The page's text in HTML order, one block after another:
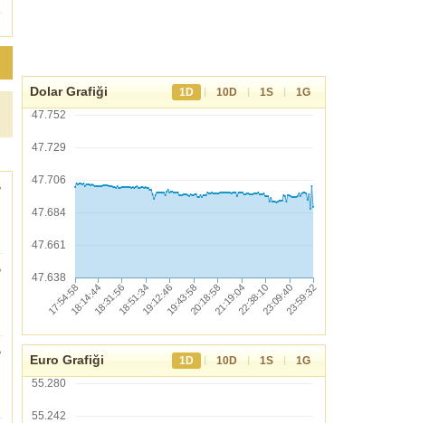
Dolar Grafiği 1D | 10D | 1S |
1G
47.752
47.729
47.706
47.684
47.661
47.638
Euro Grafiği 1D | 10D | 1S |
1G
55.280
55.242